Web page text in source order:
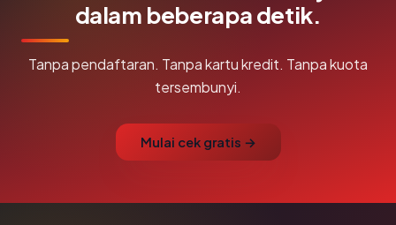
dalam beberapa detik.
Tanpa pendaftaran. Tanpa kartu kredit. Tanpa kuota
tersembunyi.
Mulai cek gratis →